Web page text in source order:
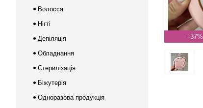
–37%
Волосся
Нігті
Депіляція
Обладнання
Стерилізація
Біжутерія
Одноразова продукція